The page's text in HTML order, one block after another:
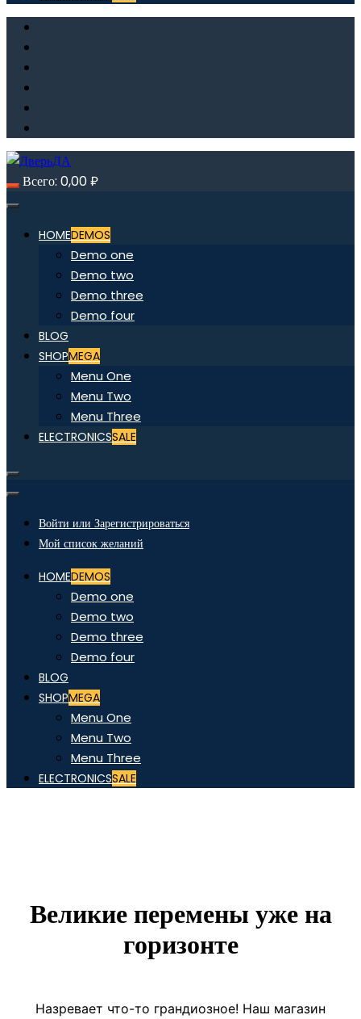
Всего: 0,00₽
HOMEDEMOS
Demo one
Demo two
Demo three
Demo four
BLOG
SHOPMEGA
Menu One
Menu Two
Menu Three
ELECTRONICSSALE
Войти или Зарегистрироваться
Мой список желаний
HOMEDEMOS
Demo one
Demo two
Demo three
Demo four
BLOG
SHOPMEGA
Menu One
Menu Two
Menu Three
ELECTRONICSSALE
Великие перемены уже на
горизонте
Назревает что-то грандиозное! Наш магазин